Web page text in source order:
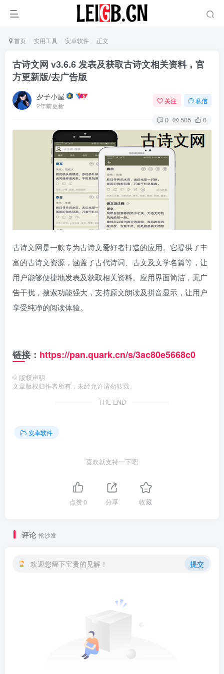
首页 实用工具 安卓软件 正文
古诗文网 v3.6.6 发表及获取古诗文相关资料，官
方更新版/去广告版
夕子小屋
2年前更新
关注 私信
0 505 0
古诗文网是一款专为古诗文爱好者打造的应用。它提供了丰
富的古诗文资源，涵盖了古代诗词、古文及文学名篇等，让
用户能够便捷地发表及获取相关资料。应用界面简洁，无广
告干扰，搜索功能强大，支持原文朗读及拼音显示，让用户
享受纯净的阅读体验。
链接： https://pan.quark.cn/s/3ac80e5668c0
© 版权声明
文章版权归作者所有，未经允许请勿转载。
THE END
安卓软件
喜欢就支持一下吧
点赞0 分享 收藏
评论 抢沙发
欢迎您留下宝贵的见解！ 提交